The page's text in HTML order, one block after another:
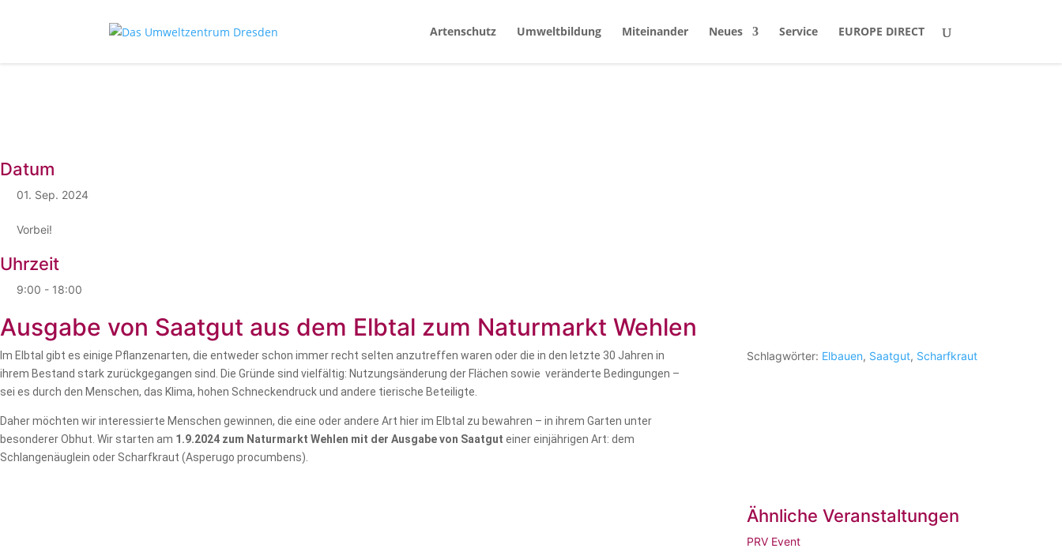
Artenschutz Umweltbildung Miteinander Neues Service EUROPE DIRECT
Datum
01. Sep. 2024
Vorbei!
Uhrzeit
9:00 - 18:00
Ausgabe von Saatgut aus dem Elbtal zum Naturmarkt Wehlen
Im Elbtal gibt es einige Pflanzenarten, die entweder schon immer recht selten anzutreffen waren oder die in den letzte 30 Jahren in
ihrem Bestand stark zurückgegangen sind. Die Gründe sind vielfältig: Nutzungsänderung der Flächen sowie veränderte Bedingungen –
sei es durch den Menschen, das Klima, hohen Schneckendruck und andere tierische Beteiligte.
Daher möchten wir interessierte Menschen gewinnen, die eine oder andere Art hier im Elbtal zu bewahren – in ihrem Garten unter
besonderer Obhut. Wir starten am 1.9.2024 zum Naturmarkt Wehlen mit der Ausgabe von Saatgut einer einjährigen Art: dem
Schlangenäuglein oder Scharfkraut (Asperugo procumbens).
Schlagwörter: Elbauen, Saatgut, Scharfkraut
Ähnliche Veranstaltungen
PRV Event